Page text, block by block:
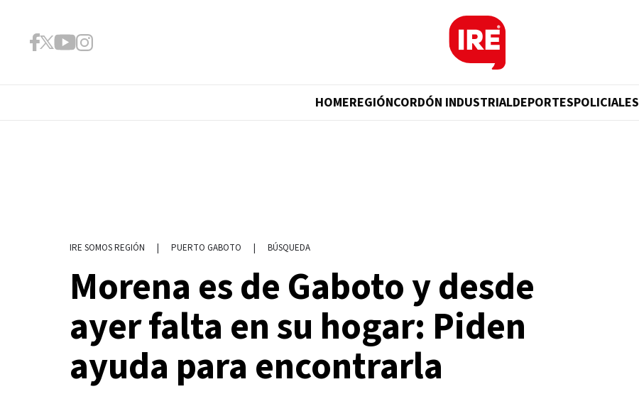
HOMEREGIÓNCORDÓN INDUSTRIALDEPORTESPOLICIALES
IRE SOMOS REGIÓN | PUERTO GABOTO | BÚSQUEDA
Morena es de Gaboto y desde
ayer falta en su hogar: Piden
ayuda para encontrarla